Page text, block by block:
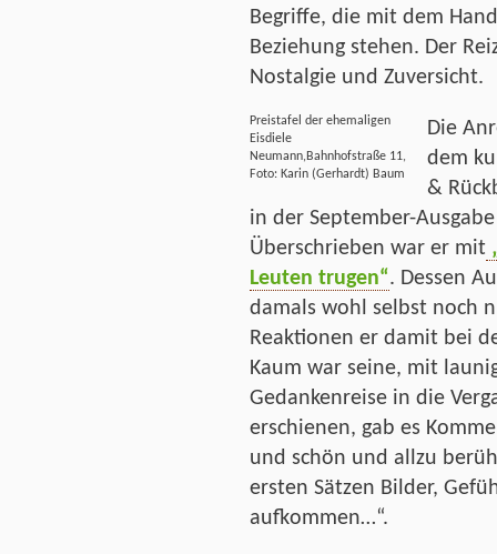
Begriffe, die mit dem
Beziehung stehen. Der
Nostalgie und Zuversicht.
Preistafel der ehemaligen
Eisdiele
Neumann,Bahnhofstraße 11,
Foto: Karin (Gerhardt) Baum
Die
dem
&
in der September-
Überschrieben war er mit
Leuten trugen“. Dessen
damals wohl selbst noch
Reaktionen er damit bei
Kaum war seine, mit
Gedankenreise in die
erschienen, gab es
und schön und allzu
ersten Sätzen Bilder,
aufkommen…“.